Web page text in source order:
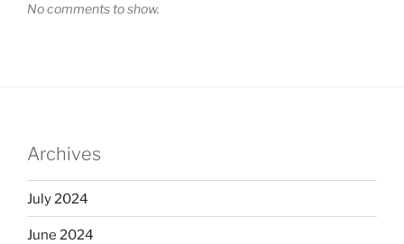
No comments to show.
Archives
July 2024
June 2024